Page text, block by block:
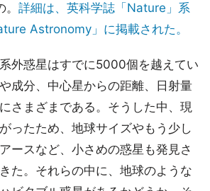
詳細は、英科学誌「Nature」系
Astronomy」に掲載された。
外惑星はすでに5000個を越えてい
成分、中心星からの距離、日射量
さまざまである。そうした中、現
ったため、地球サイズやもう少し
ースなど、小さめの惑星も発見さ
た。それらの中に、地球のような